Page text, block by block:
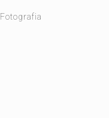
Fotografia